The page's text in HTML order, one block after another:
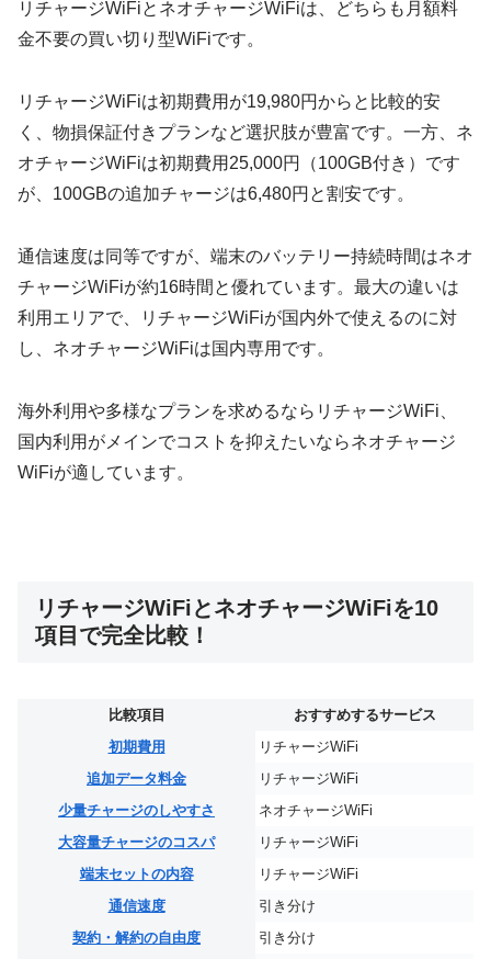
リチャージWiFiとネオチャージWiFiは、どちらも月額料
金不要の買い切り型WiFiです。
リチャージWiFiは初期費用が19,980円からと比較的安
く、物損保証付きプランなど選択肢が豊富です。一方、ネ
オチャージWiFiは初期費用25,000円（100GB付き）です
が、100GBの追加チャージは6,480円と割安です。
通信速度は同等ですが、端末のバッテリー持続時間はネオ
チャージWiFiが約16時間と優れています。最大の違いは
利用エリアで、リチャージWiFiが国内外で使えるのに対
し、ネオチャージWiFiは国内専用です。
海外利用や多様なプランを求めるならリチャージWiFi、
国内利用がメインでコストを抑えたいならネオチャージ
WiFiが適しています。
リチャージWiFiとネオチャージWiFiを10
項目で完全比較！
比較項目
おすすめするサービス
初期費用
リチャージWiFi
追加データ料金
リチャージWiFi
少量チャージのしやすさ
ネオチャージWiFi
大容量チャージのコスパ
リチャージWiFi
端末セットの内容
リチャージWiFi
通信速度
引き分け
契約・解約の自由度
引き分け